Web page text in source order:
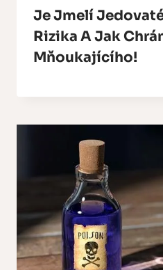
Je Jmelí
Rizika A Jak
Mňoukajícího!